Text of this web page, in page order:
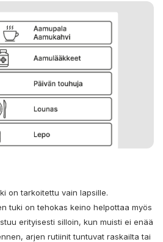
on tarkoitettu vain lapsille.
tuki on tehokas keino helpottaa myös
erityisesti silloin, kun muisti ei enää
arjen rutiinit tuntuvat raskailta tai